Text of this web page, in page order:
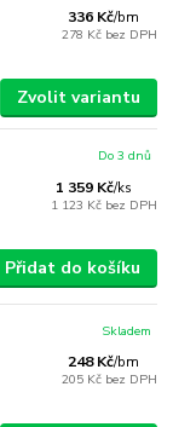
336 Kč/bm
278 Kč bez DPH
Zvolit variantu
1 359 Kč/ks
1 123 Kč bez DPH
Do 3 dnů
Přidat do košíku
248 Kč/bm
205 Kč bez DPH
Skladem